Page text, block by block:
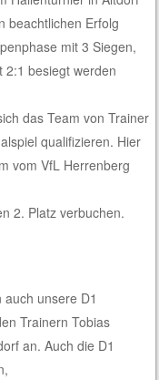
beachtlichen Erfolg
mit 3 Siegen,
2:1 besiegt werden
das Team von Trainer
qualifizieren. Hier
vom VfL Herrenberg
2. Platz verbuchen.
unsere D1
Trainern Tobias
an. Auch die D1